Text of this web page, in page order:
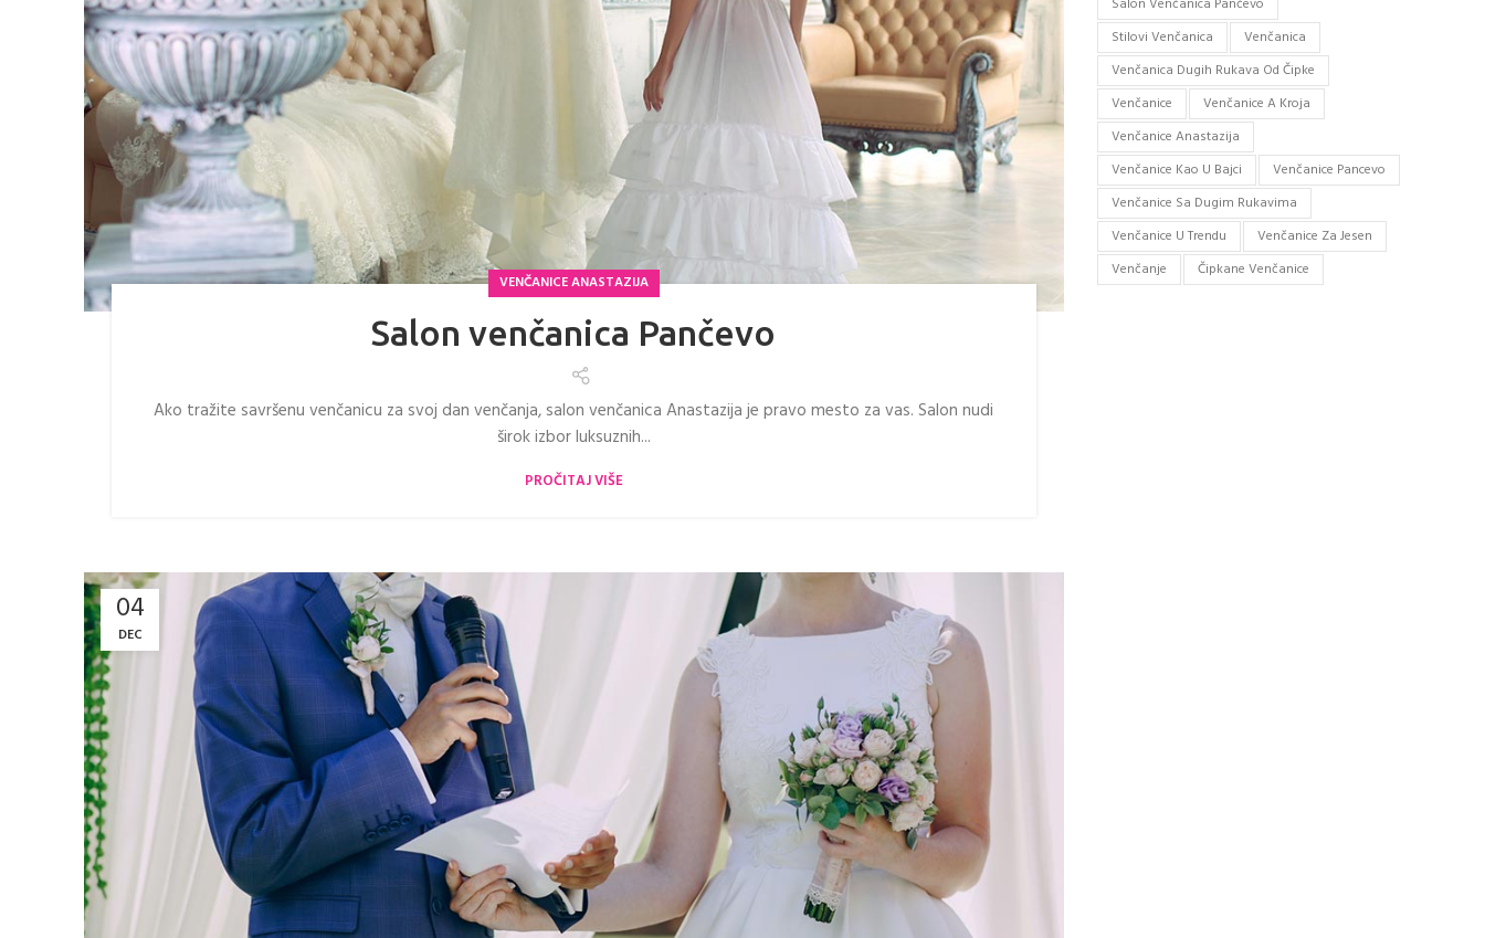
VENČANICE ANASTAZIJA
Salon venčanica Pančevo
Ako tražite savršenu venčanicu za svoj dan venčanja, salon venčanica Anastazija je pravo mesto za vas. Salon nudi
širok izbor luksuznih...
PROČITAJ VIŠE
04
DEC
Stilovi Venčanica
Venčanica
Venčanica Dugih Rukava Od Čipke
Venčanice
Venčanice A Kroja
Venčanice Anastazija
Venčanice Kao U Bajci
Venčanice Pancevo
Venčanice Sa Dugim Rukavima
Venčanice U Trendu
Venčanice Za Jesen
Venčanje
Čipkane Venčanice